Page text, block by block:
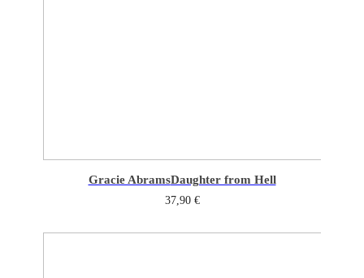
Gracie AbramsDaughter from Hell
37,90 €